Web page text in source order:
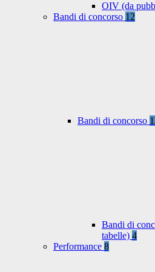
OIV (da
Bandi di concorso 12
Bandi di concorso
Bandi di
tabelle) 4
Performance 8